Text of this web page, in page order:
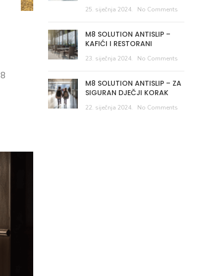
25. siječnja 2024. No Comments
M8 SOLUTION ANTISLIP –
KAFIĆI I RESTORANI
23. siječnja 2024. No Comments
M8 SOLUTION ANTISLIP – ZA
SIGURAN DJEČJI KORAK
22. siječnja 2024. No Comments